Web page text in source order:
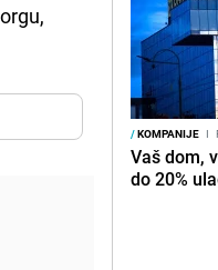
/KOMPANIJE I
Vaš dom,
do 20%